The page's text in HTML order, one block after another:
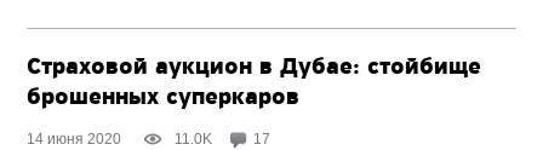
Страховой аукцион в Дубае: стойбище
брошенных суперкаров
14 июня 2020 11.0K 17